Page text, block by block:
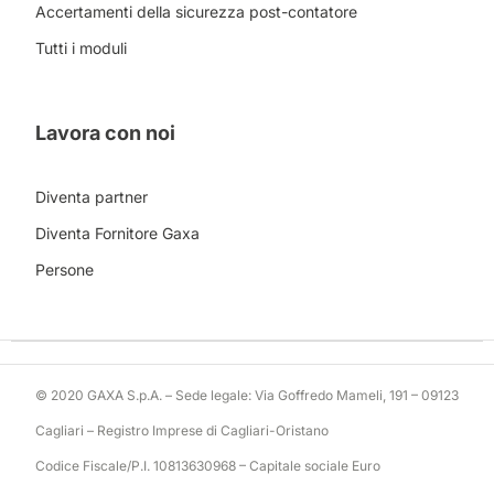
Accertamenti della sicurezza post-contatore
Tutti i moduli
Lavora con noi
Diventa partner
Diventa Fornitore Gaxa
Persone
© 2020 GAXA S.p.A. – Sede legale: Via Goffredo Mameli, 191 – 09123
Cagliari – Registro Imprese di Cagliari-Oristano
Codice Fiscale/P.I. 10813630968 – Capitale sociale Euro